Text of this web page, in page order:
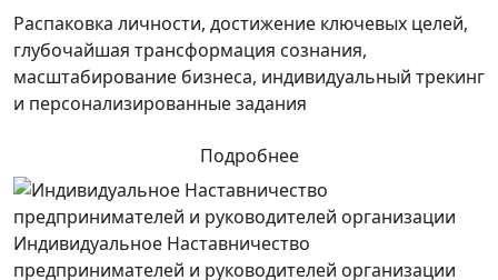
Распаковка личности, достижение ключевых целей,
глубочайшая трансформация сознания,
масштабирование бизнеса, индивидуальный трекинг
и персонализированные задания
Подробнее
Индивидуальное Наставничество
предпринимателей и руководителей организации